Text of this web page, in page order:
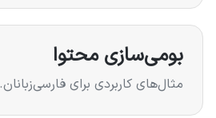
بومی‌سازی محتوا
مثال‌های کاربردی برای فارسی‌زبانان.